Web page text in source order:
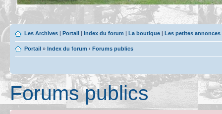
Les Archives | Portail | Index du forum | La boutique | Les petites
Portail » Index du forum ‹ Forums publics
Forums publics